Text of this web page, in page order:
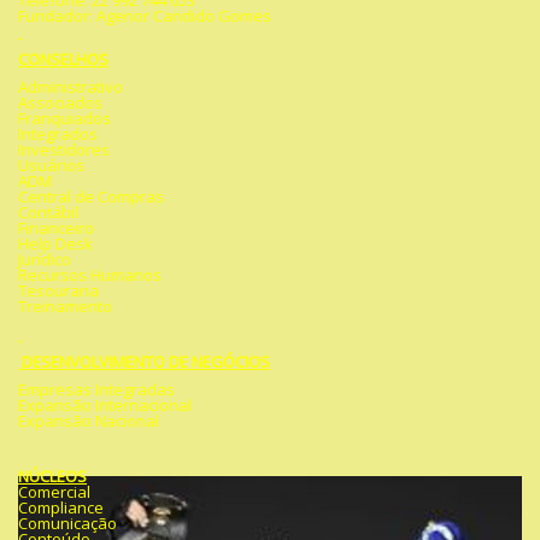
Fundador: Agenor Candido Gomes
CONSELHOS
Administrativo
Associados
Franquiados
Integrados
Investidores
Usuários
ADM
Central de Compras
Contábil
Financeiro
Help Desk
Jurídico
Recursos Humanos
Tesouraria
Treinamento
DESENVOLVIMENTO DE NEGÓCIOS
Empresas Integradas
Expansão Internacional
Expansão Nacional
NÚCLEOS
Comercial
Compliance
Comunicação